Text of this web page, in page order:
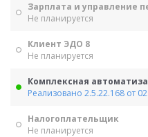
Зарплата и управление
Не планируется
Клиент ЭДО 8
Не планируется
Комплексная
Реализовано 2.5.22.168 от
Налогоплательщик
Не планируется